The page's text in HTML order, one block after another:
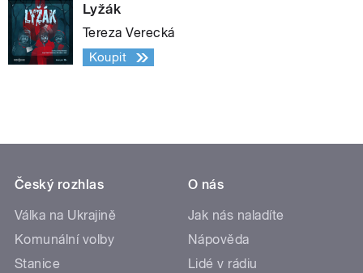
Lyžák
Tereza Verecká
Koupit
Český rozhlas
Válka na Ukrajině
Komunální volby
Stanice
O nás
Jak nás naladíte
Nápověda
Lidé v rádiu